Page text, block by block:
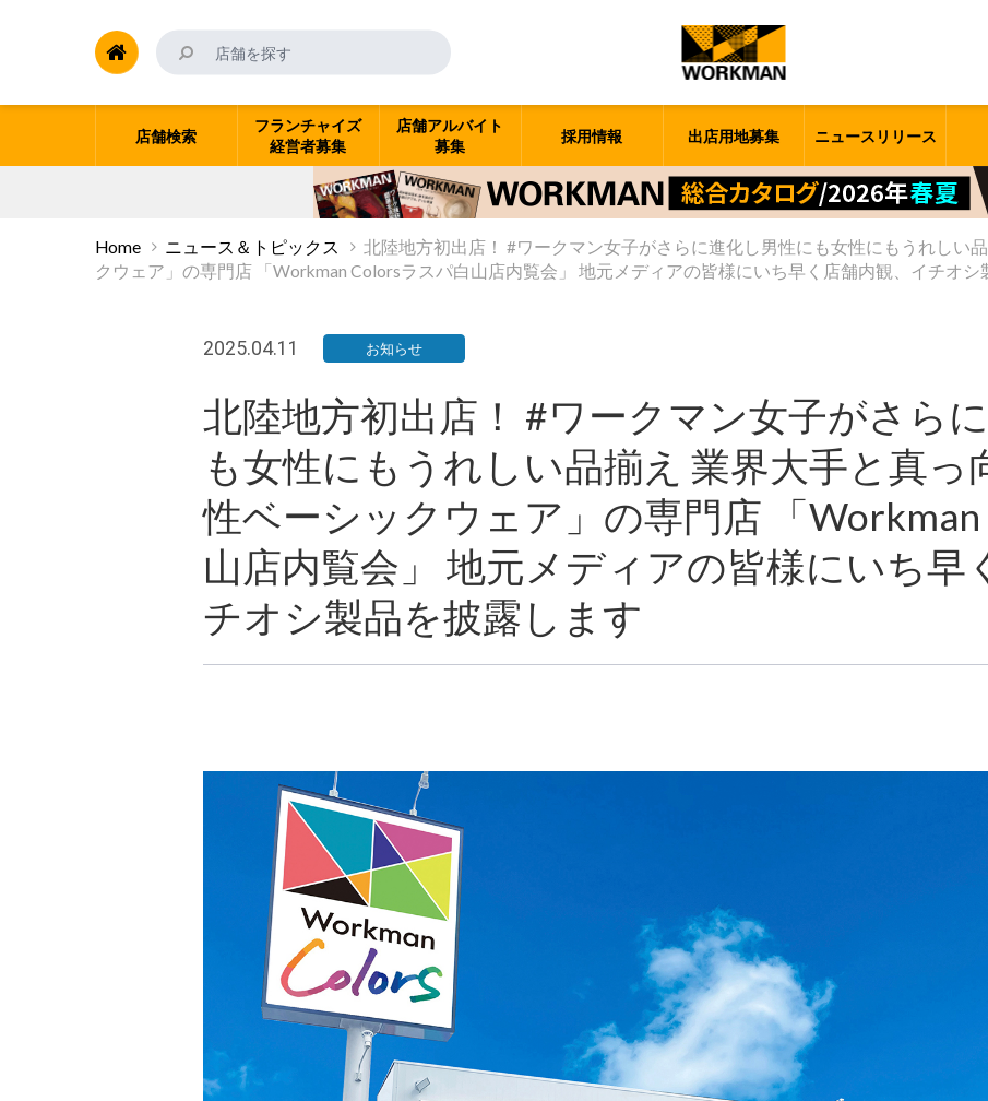
フランチャイズ
経営者募集
店舗検索
店舗アルバイト
募集
採用情報 出店用地募集 ニュースリリース
Home ニュース＆トピックス
北陸地方初出店！ #ワークマン女子がさらに進化し男性にも女性にもうれしい
クウェア」の専門店 「Workman Colorsラスパ白山店内覧会」 地元メディアの皆様にいち早く店舗内観、イチオシ
2025.04.11 お知らせ
北陸地方初出店！ #ワークマン女子がさら
も女性にもうれしい品揃え 業界大手と真っ
性ベーシックウェア」の専門店 「
山店内覧会」 地元メディアの皆様にいち早
チオシ製品を披露します